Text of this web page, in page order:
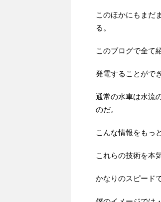
このほかにもまだ
る。
このブログで全て
発電することがで
通常の水車は水流
のだ。
こんな情報をもっ
これらの技術を本
かなりのスピード